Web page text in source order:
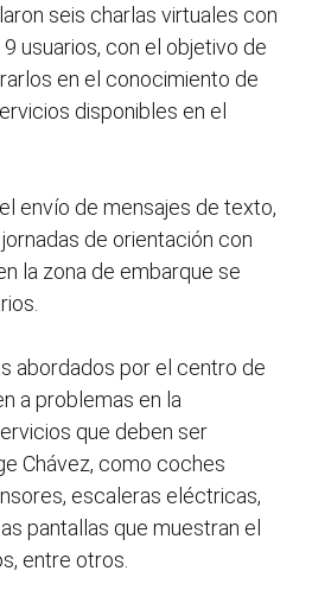
seis charlas virtuales con
usuarios, con el objetivo de
en el conocimiento de
disponibles en el
envío de mensajes de texto,
de orientación con
la zona de embarque se
abordados por el centro de
a problemas en la
que deben ser
Chávez, como coches
escaleras eléctricas,
pantallas que muestran el
entre otros.